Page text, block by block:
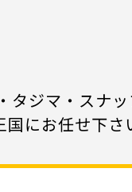
タジマ・スナ
にお任せ下さ